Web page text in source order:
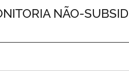
Banco Central do Brasil
NÃO-